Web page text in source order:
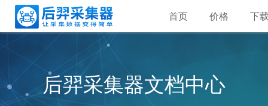
首页 价格 下
后羿采集器文档中心